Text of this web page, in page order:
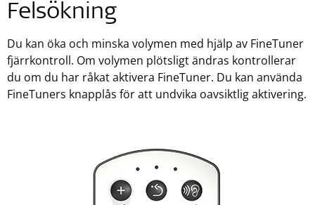
Felsökning
Du kan öka och minska volymen med hjälp av FineTuner
fjärrkontroll. Om volymen plötsligt ändras kontrollerar
du om du har råkat aktivera FineTuner. Du kan använda
FineTuners knapplås för att undvika oavsiktlig aktivering.